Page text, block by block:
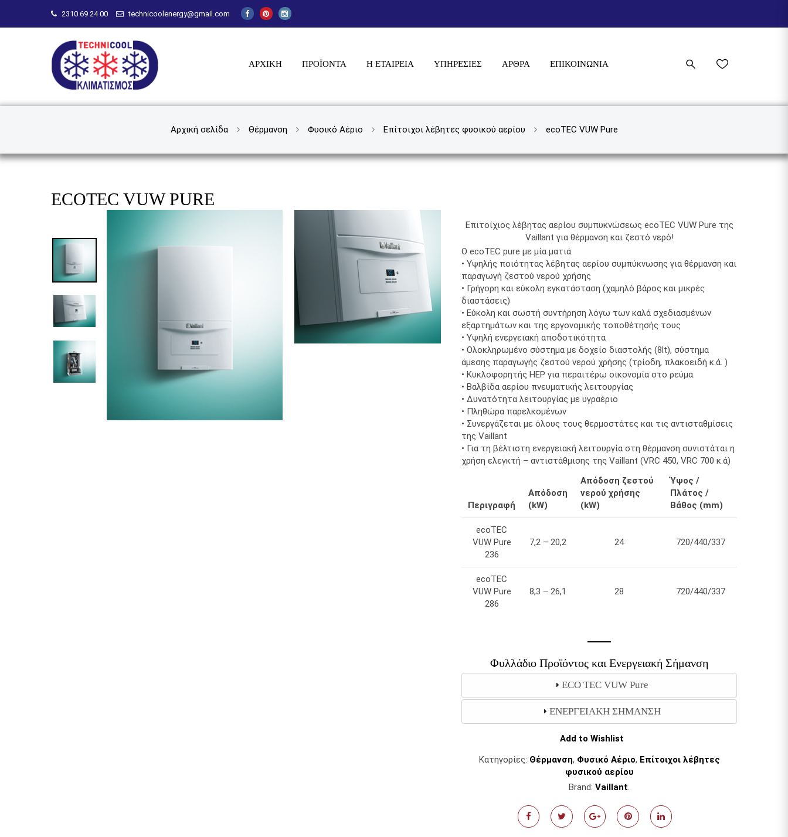
2310 69 24 00 technicoolenergy@gmail.com
ΑΡΧΙΚΗ ΠΡΟΪΌΝΤΑ Η ΕΤΑΙΡΕΙΑ ΥΠΗΡΕΣΊΕΣ ΆΡΘΡΑ ΕΠΙΚΟΙΝΩΝΊΑ
Αρχική σελίδα Θέρμανση Φυσικό Αέριο Επίτοιχοι λέβητες φυσικού αερίου ecoTEC VUW Pure
ECOTEC VUW PURE
Επιτοίχιος λέβητας αερίου συμπυκνώσεως ecoTEC VUW Pure της
Vaillant για θέρμανση και ζεστό νερό!
Ο ecoTEC pure με μία ματιά:
• Υψηλής ποιότητας λέβητας αερίου συμπύκνωσης για θέρμανση και
παραγωγή ζεστού νερού χρήσης
• Γρήγορη και εύκολη εγκατάσταση (χαμηλό βάρος και μικρές
διαστάσεις)
• Εύκολη και σωστή συντήρηση λόγω των καλά σχεδιασμένων
εξαρτημάτων και της εργονομικής τοποθέτησής τους
• Υψηλή ενεργειακή αποδοτικότητα
• Ολοκληρωμένο σύστημα με δοχείο διαστολής (8lt), σύστημα
άμεσης παραγωγής ζεστού νερού χρήσης (τρίοδη, πλακοειδή κ.ά. )
• Κυκλοφορητής HEP για περαιτέρω οικονομία στο ρεύμα.
• Βαλβίδα αερίου πνευματικής λειτουργίας
• Δυνατότητα λειτουργίας με υγραέριο
• Πληθώρα παρελκομένων
• Συνεργάζεται με όλους τους θερμοστάτες και τις αντισταθμίσεις
της Vaillant
• Για τη βέλτιστη ενεργειακή λειτουργία στη θέρμανση συνιστάται η
χρήση ελεγκτή – αντιστάθμισης της Vaillant (VRC 450, VRC 700 κ.ά)
Περιγραφή
Απόδοση
(kW)
Απόδοση ζεστού
νερού χρήσης
(kW)
Ύψος /
Πλάτος /
Βάθος (mm)
ecoTEC
VUW Pure
236
7,2 – 20,2 24 720/440/337
ecoTEC
VUW Pure
286
8,3 – 26,1 28 720/440/337
Φυλλάδιο Προϊόντος και Ενεργειακή Σήμανση
ECO TEC VUW Pure
ΕΝΕΡΓΕΙΑΚΗ ΣΗΜΑΝΣΗ
Add to Wishlist
Κατηγορίες: Θέρμανση, Φυσικό Αέριο, Επίτοιχοι λέβητες
φυσικού αερίου
Brand: Vaillant.